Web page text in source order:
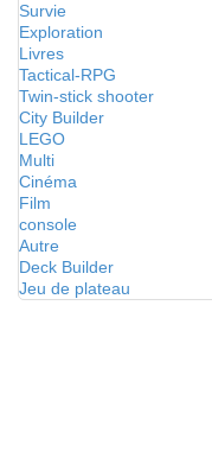
Survie
Exploration
Livres
Tactical-RPG
Twin-stick shooter
City Builder
LEGO
Multi
Cinéma
Film
console
Autre
Deck Builder
Jeu de plateau